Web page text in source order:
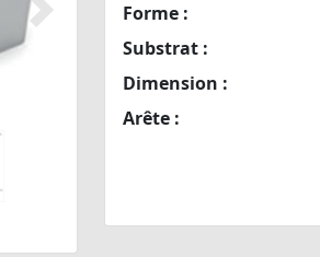
Suivant
Forme :
Substrat :
Dimension :
Arête :